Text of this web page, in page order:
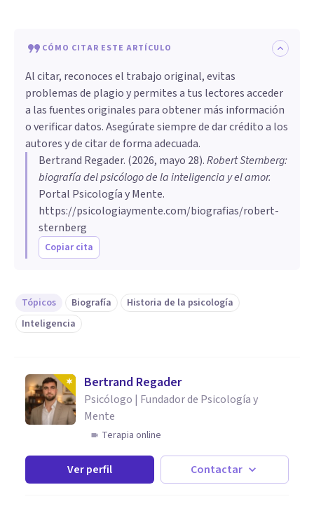
CÓMO CITAR ESTE ARTÍCULO
Al citar, reconoces el trabajo original, evitas
problemas de plagio y permites a tus lectores acceder
a las fuentes originales para obtener más información
o verificar datos. Asegúrate siempre de dar crédito a los
autores y de citar de forma adecuada.
Bertrand Regader. (2026, mayo 28).Robert Sternberg:
biografía del psicólogo de la inteligencia y el amor.
Portal Psicología y Mente.
https://psicologiaymente.com/biografias/robert-
sternberg
Copiar cita
Tópicos Biografía
Historia de la psicología
Inteligencia
Bertrand Regader
Psicólogo | Fundador de Psicología y
Mente
Terapia online
Ver perfil Contactar